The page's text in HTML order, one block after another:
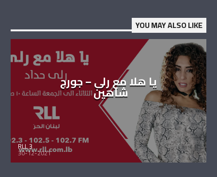
YOU MAY ALSO LIKE
يا هلا مع رلى – جورج
شاهين
RLL 3
30-12-2021